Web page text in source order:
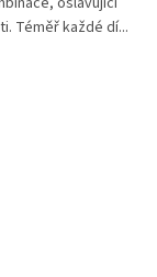
Téměř každé dí...